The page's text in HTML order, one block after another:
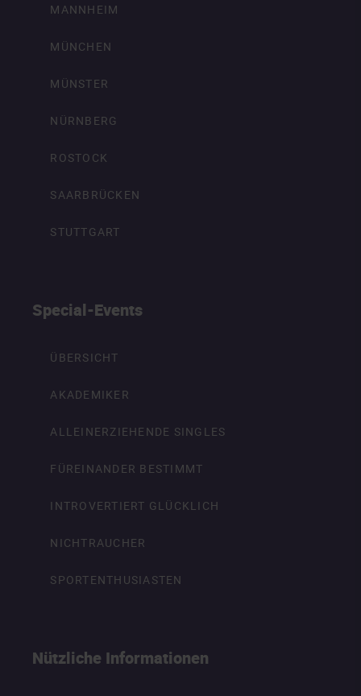
MANNHEIM
MÜNCHEN
MÜNSTER
NÜRNBERG
ROSTOCK
SAARBRÜCKEN
STUTTGART
Special-Events
ÜBERSICHT
AKADEMIKER
ALLEINERZIEHENDE SINGLES
FÜREINANDER BESTIMMT
INTROVERTIERT GLÜCKLICH
NICHTRAUCHER
SPORTENTHUSIASTEN
Nützliche Informationen